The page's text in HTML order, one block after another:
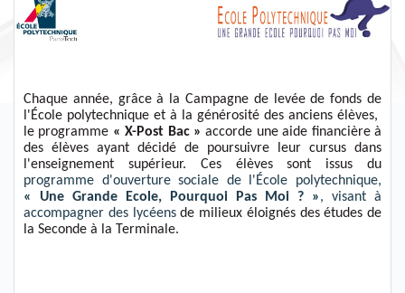
Chaque année, grâce à la Campagne de levée de fondsde
l'École polytechnique et à la générosité des anciens él èves,
le programme « X-Post Bac » accorde une aide financièreà
des élèves ayant décidé de poursuivre leur cursus dans
l'enseignement supérieur. Ces él èvessont issusdu
programme d'ouverture sociale del'École polytechnique,
«
Une Grande Ecole, Pourquoi Pas Moi ? », visant à
accompagner deslycéens de milieux éloignés des études de
la Seconde à la Terminale.